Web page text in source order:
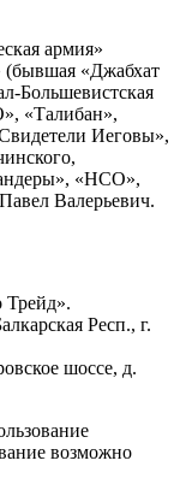
армия»
«Джабхат
Большевистская
«Талибан»,
Иеговы»,
«НСО»,
Валерьевич.
Респ., г.
шоссе, д.
возможно